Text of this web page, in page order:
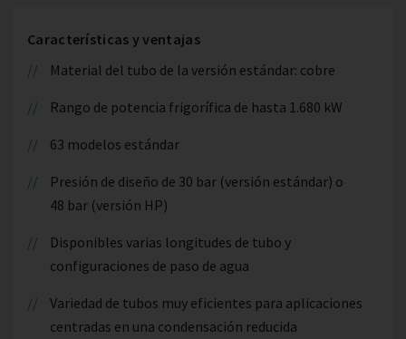
Características y ventajas
Material del tubo de la versión estándar: cobre
Rango de potencia frigorífica de hasta 1.680 kW
63 modelos estándar
Presión de diseño de 30 bar (versión estándar) o
48 bar (versión HP)
Disponibles varias longitudes de tubo y
configuraciones de paso de agua
Variedad de tubos muy eficientes para aplicaciones
centradas en una condensación reducida